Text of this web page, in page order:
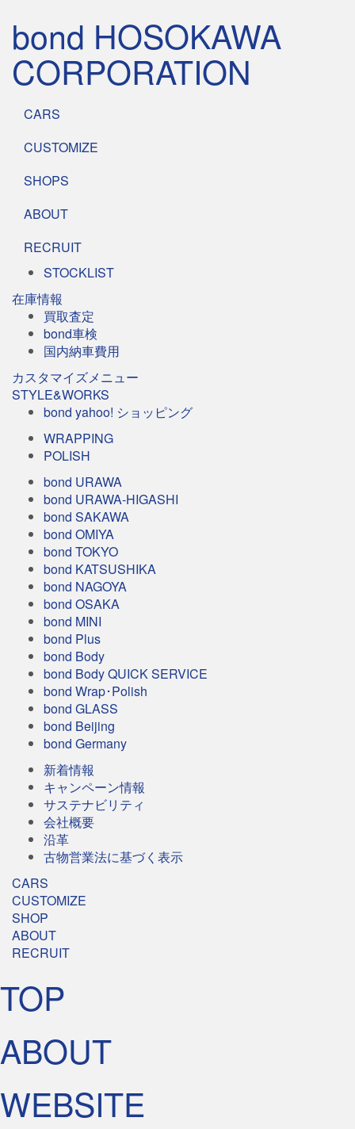
bond HOSOKAWA
CORPORATION
CARS
CUSTOMIZE
SHOPS
ABOUT
RECRUIT
STOCKLIST
在庫情報
買取査定
bond車検
国内納車費用
カスタマイズメニュー
STYLE&WORKS
bond yahoo! ショッピング
WRAPPING
POLISH
bond URAWA
bond URAWA-HIGASHI
bond SAKAWA
bond OMIYA
bond TOKYO
bond KATSUSHIKA
bond NAGOYA
bond OSAKA
bond MINI
bond Plus
bond Body
bond Body QUICK SERVICE
bond Wrap･Polish
bond GLASS
bond Beijing
bond Germany
新着情報
キャンペーン情報
サステナビリティ
会社概要
沿革
古物営業法に基づく表示
CARS
CUSTOMIZE
SHOP
ABOUT
RECRUIT
TOP
ABOUT
WEBSITE